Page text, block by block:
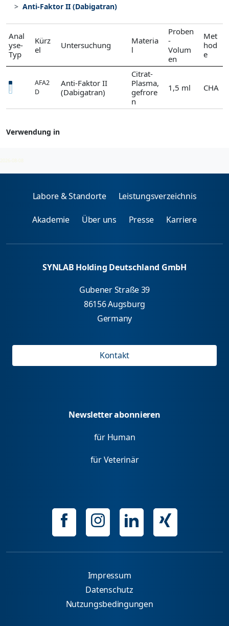
Anti-Faktor II (Dabigatran)
Anal
yse-
Typ
Kürz
el
Untersuchung
Materia
l
Proben
-
Volum
en
Met
hod
e
AFA2
D
Anti-Faktor II
(Dabigatran)
Citrat-
Plasma,
gefrore
n
1,5 ml CHA
Verwendung in
2026-08-08
Labore & Standorte Leistungsverzeichnis
Akademie Über uns Presse Karriere
SYNLAB Holding Deutschland GmbH
Gubener Straße 39
86156 Augsburg
Germany
Kontakt
Newsletter abonnieren
für Human
für Veterinär
Impressum
Datenschutz
Nutzungsbedingungen